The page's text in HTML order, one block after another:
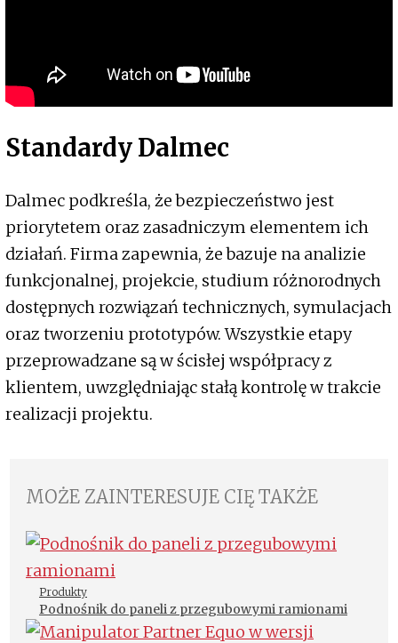
Standardy Dalmec
Dalmec podkreśla, że bezpieczeństwo jest
priorytetem oraz zasadniczym elementem ich
działań. Firma zapewnia, że bazuje na analizie
funkcjonalnej, projekcie, studium różnorodnych
dostępnych rozwiązań technicznych, symulacjach
oraz tworzeniu prototypów. Wszystkie etapy
przeprowadzane są w ścisłej współpracy z
klientem, uwzględniając stałą kontrolę w trakcie
realizacji projektu.
MOŻE ZAINTERESUJE CIĘ TAKŻE
Produkty
Podnośnik do paneli z przegubowymi ramionami